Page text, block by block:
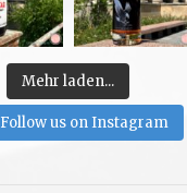
Mehr laden...
Follow us on Instagram